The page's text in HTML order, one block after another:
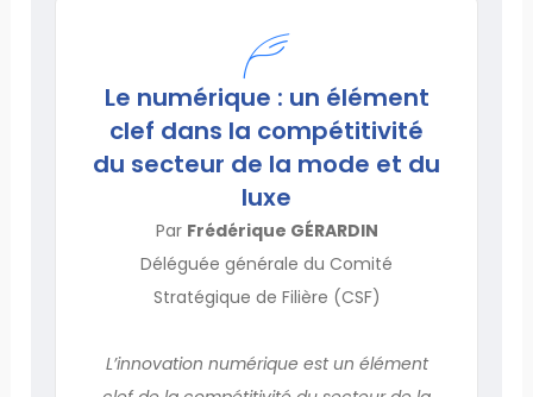
Le numérique : un élément
clef dans la compétitivité
du secteur de la mode et du
luxe
Par Frédérique GÉRARDIN
Déléguée générale du Comité
Stratégique de Filière (CSF)
L’innovation numérique est un élément